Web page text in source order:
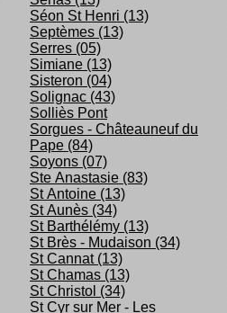
Séon St Henri (13)
Septèmes (13)
Serres (05)
Simiane (13)
Sisteron (04)
Solignac (43)
Solliès Pont
Sorgues - Châteauneuf du
Pape (84)
Soyons (07)
Ste Anastasie (83)
St Antoine (13)
St Aunès (34)
St Barthélémy (13)
St Brès - Mudaison (34)
St Cannat (13)
St Chamas (13)
St Christol (34)
St Cyr sur Mer - Les